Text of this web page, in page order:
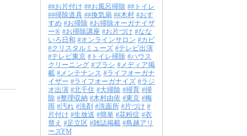
#お片付け #お風呂掃除
#トイレ
#掃除道具
#換気扇 #木村
おす
すめ
お掃除
お掃除オーガナイザ
ー®
お掃除講座 お片づけ
なな
いろ日和
オンラインサロン
カビ
クリスタルミューズ
テレビ出演
テレビ東京
トイレ掃除
ハウス
クリーニング
ブラシ
メディア掲
載
メンテナンス
ライフオーガナ
イザー
ライフオーガナイズ
ラジ
オ出演
北千住 大掃除 掃育
掃
除
整理収納 木村由依 東京
梅
雨
汚れ 洗剤 洗面所
片づけ
片付け
生放送 簡単 花粉症
衣
替え
足立区 雑誌掲載
鳥越アリ
ーズFM